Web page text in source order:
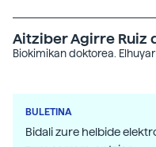
Aitziber Agirre Ruiz
Biokimikan doktorea.
BULETINA
Bidali zure helbide